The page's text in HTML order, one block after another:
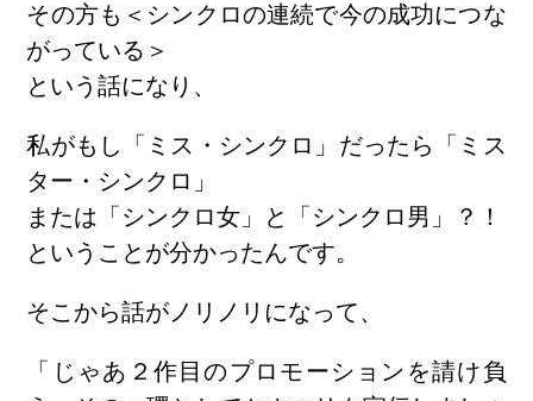
その方も＜シンクロの連続で今の成功につな
がっている＞
という話になり、
私がもし「ミス・シンクロ」だったら「ミス
ター・シンクロ」
または「シンクロ女」と「シンクロ男」？！
ということが分かったんです。
そこから話がノリノリになって、
「じゃあ２作目のプロモーションを請け負